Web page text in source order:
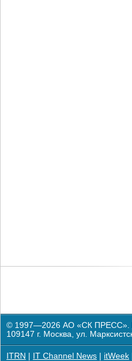
© 1997—2026 АО «СК ПРЕСС».
109147 г. Москва, ул.
ITRN IT Channel News itWeek